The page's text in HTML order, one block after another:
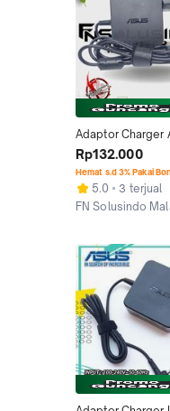
Adaptor Charger
A456 A456U
3.42A
Rp132.000
Hemat s.d 3% Pakai
5.0
3 terjual
FN Solusindo